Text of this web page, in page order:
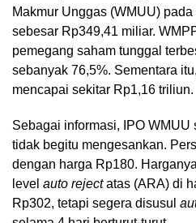
Makmur Unggas (WMUU)
sebesar Rp349,41 miliar.
pemegang saham tunggal
sebanyak 76,5%. Sementara
mencapai sekitar Rp1,16 triliun.
Sebagai informasi, IPO
tidak begitu mengesankan.
dengan harga Rp180.
level auto rejectatas (ARA) di
Rp302, tetapi segera disusul